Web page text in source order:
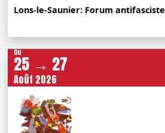
Lons-le-Saunier: Forum antifasciste
Du
25 → 27
Août 2026